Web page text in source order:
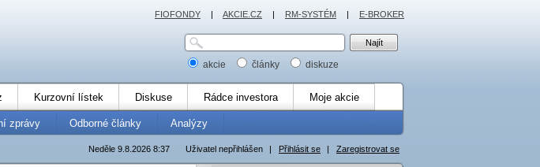
akcie články diskuze
Kurzovní lístek Diskuse Rádce investora Moje akcie
zprávy Odborné články Analýzy
Uživatel nepřihlášen | Přihlásit se | Zaregistrovat se
Neděle 9.8.2026 8:37
FIOFONDY | AKCIE.CZ | RM-SYSTÉM | E-BROKER